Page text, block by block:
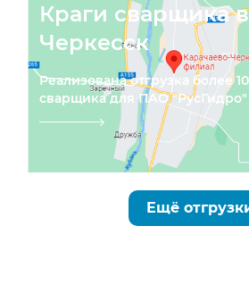
Краги сварщика в
Черкесск
Реализована отгрузка более
сварщика для ПАО "РусГидро"
Ещё